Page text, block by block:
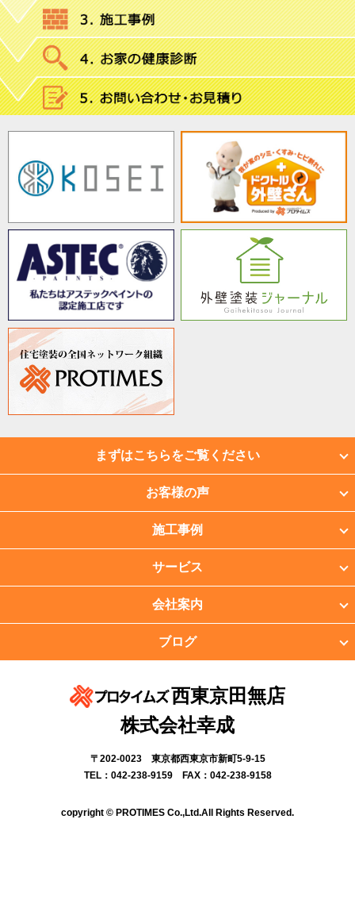
まずはこちらをご覧ください
お客様の声
施工事例
サービス
会社案内
ブログ
西東京田無店
株式会社幸成
〒202-0023 東京都西東京市新町5-9-15
TEL：042-238-9159 FAX：042-238-9158
copyright © PROTIMES Co.,Ltd.All Rights Reserved.